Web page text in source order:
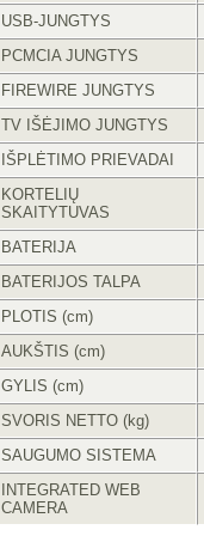
USB-JUNGTYS
PCMCIA JUNGTYS
FIREWIRE JUNGTYS
TV IŠĖJIMO JUNGTYS
IŠPLĖTIMO PRIEVADAI
KORTELIŲ
SKAITYTUVAS
BATERIJA
BATERIJOS TALPA
PLOTIS (cm)
AUKŠTIS (cm)
GYLIS (cm)
SVORIS NETTO (kg)
SAUGUMO SISTEMA
INTEGRATED WEB
CAMERA